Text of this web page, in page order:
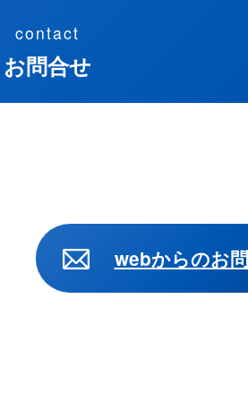
contact
お問合せ
webからのお